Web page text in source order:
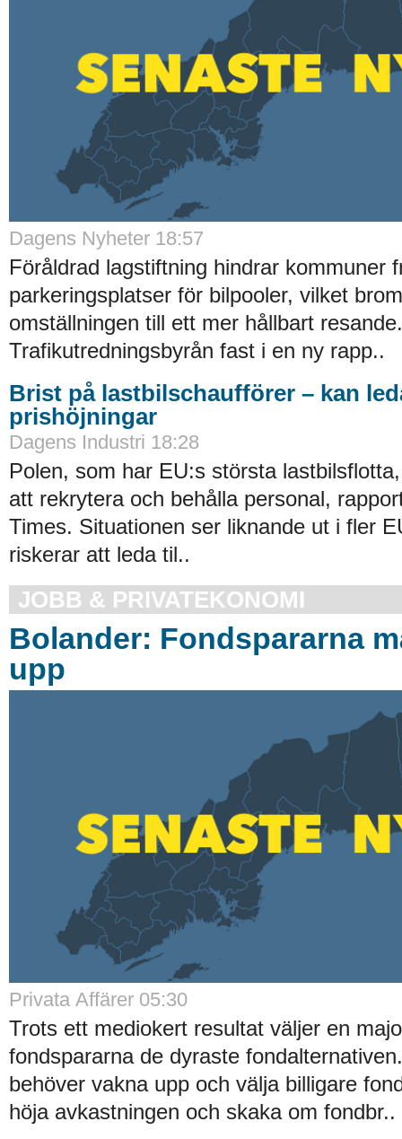
Dagens Nyheter 18:57
Föråldrad lagstiftning hindrar kommuner
parkeringsplatser för bilpooler, vilket
omställningen till ett mer hållbart
Trafikutredningsbyrån fast i en ny rapp..
Brist på lastbilschaufförer – kan
prishöjningar
Dagens Industri 18:28
Polen, som har EU:s största
att rekrytera och behålla personal,
Times. Situationen ser liknande ut i fler
riskerar att leda til..
JOBB & PRIVATEKONOMI
Bolander: Fondspararna
upp
Privata Affärer 05:30
Trots ett mediokert resultat väljer en
fondspararna de dyraste
behöver vakna upp och välja billigare
höja avkastningen och skaka om fondbr..